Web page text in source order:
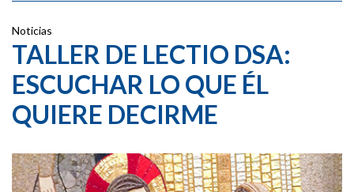
Noticias
TALLER DE LECTIO DSA:
ESCUCHAR LO QUE ÉL
QUIERE DECIRME